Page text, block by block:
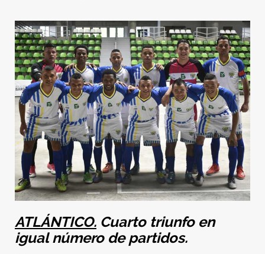
ATLÁNTICO. Cuarto triunfo en
igual número de partidos.